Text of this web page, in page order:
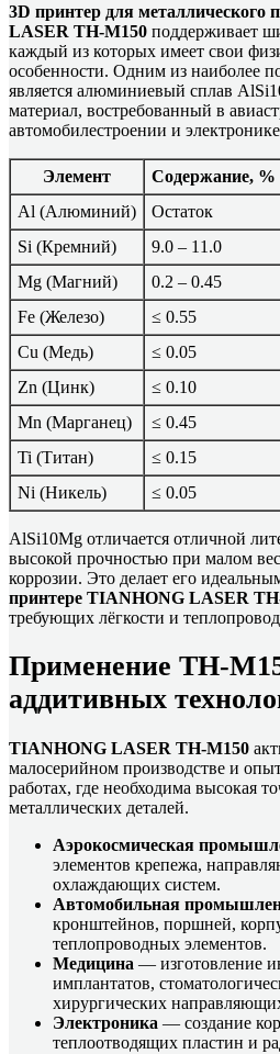
3D принтер для
LASER TH-M150 поддерживает
каждый из которых имеет свои
особенности. Одним из наиболее
является алюминиевый сплав
материал, востребованный в
автомобилестроении и
Элемент
Содержание, %
Al (Алюминий)
Остаток
Si (Кремний)
9.0 – 11.0
Mg (Магний)
0.2 – 0.45
Fe (Железо)
≤ 0.55
Cu (Медь)
≤ 0.05
Zn (Цинк)
≤ 0.10
Mn (Марганец)
≤ 0.45
Ti (Титан)
≤ 0.15
Ni (Никель)
≤ 0.05
AlSi10Mg отличается отличной
высокой прочностью при малом
коррозии. Это делает его
принтере TIANHONG LASER
требующих лёгкости и
Применение TH-
аддитивных
TIANHONG LASER TH-M150
малосерийном производстве и
работах, где необходима высокая
металлических деталей.
Аэрокосмическая
элементов крепежа,
охлаждающих систем.
Автомобильная
кронштейнов, поршней,
теплопроводных элементов.
Медицина — изготовление
имплантатов,
хирургических
Электроника — создание
теплоотводящих пластин и